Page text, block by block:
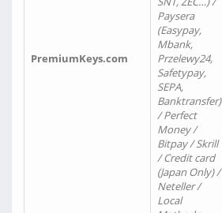
PremiumKeys.com
Paysera
(Easypay,
Mbank,
Przelewy24,
Safetypay,
SEPA,
Banktransfer)
/ Perfect
Money /
Bitpay / Skrill
/ Credit card
(Japan Only) /
Neteller /
Local